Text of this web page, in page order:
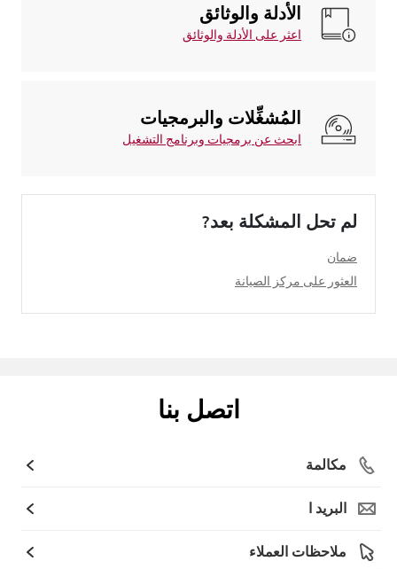
الأدلة والوثائق
اعثر على الأدلة والوثائق
المُشغِّلات والبرمجيات
ابحث عن برمجيات وبرنامج التشغيل
لم تحل المشكلة بعد?
ضمان
العثور على مركز الصيانة
اتصل بنا
مكالمة
البريد ا
ملاحظات العملاء